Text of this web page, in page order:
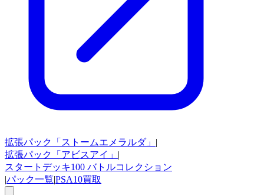
拡張パック 「ストームエメラルダ」 |
拡張パック
「アビスアイ」 |
スタートデッキ100 バトルコレクション
|パック一覧|PSA10買取